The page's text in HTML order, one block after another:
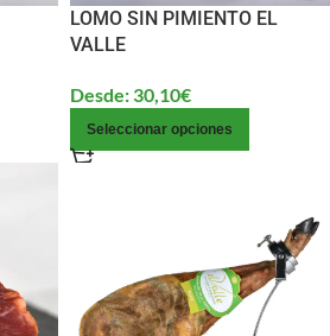
LOMO SIN PIMIENTO EL
VALLE
Desde: 30,10€
Seleccionar opciones